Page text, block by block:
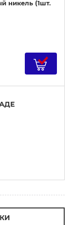
никель (1шт.